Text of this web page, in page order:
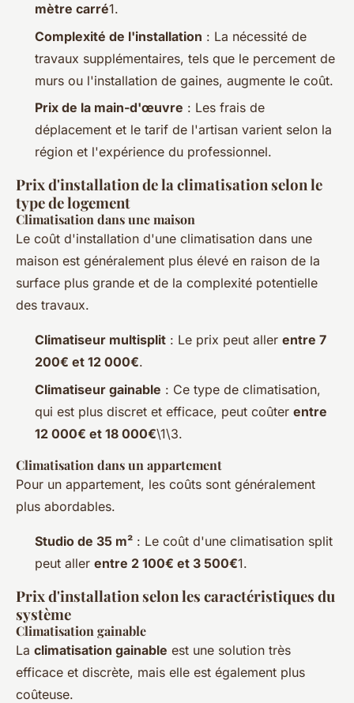
mètre carré1.
Complexité de l'installation : La nécessité de
travaux supplémentaires, tels que le percement de
murs ou l'installation de gaines, augmente le coût.
Prix de la main-d'œuvre : Les frais de
déplacement et le tarif de l'artisan varient selon la
région et l'expérience du professionnel.
Prix d'installation de la climatisation selon le
type de logement
Climatisation dans une maison
Le coût d'installation d'une climatisation dans une
maison est généralement plus élevé en raison de la
surface plus grande et de la complexité potentielle
des travaux.
Climatiseur multisplit : Le prix peut aller entre 7
200€ et 12 000€.
Climatiseur gainable : Ce type de climatisation,
qui est plus discret et efficace, peut coûter entre
12 000€ et 18 000€\1\3.
Climatisation dans un appartement
Pour un appartement, les coûts sont généralement
plus abordables.
Studio de 35 m² : Le coût d'une climatisation split
peut aller entre 2 100€ et 3 500€1.
Prix d'installation selon les caractéristiques du
système
Climatisation gainable
La climatisation gainable est une solution très
efficace et discrète, mais elle est également plus
coûteuse.